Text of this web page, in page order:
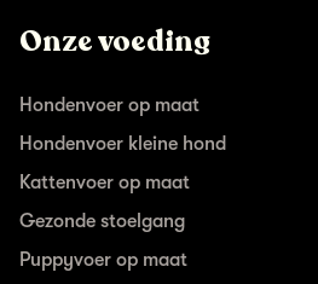
Onze voeding
Hondenvoer op maat
Hondenvoer kleine hond
Kattenvoer op maat
Gezonde stoelgang
Puppyvoer op maat